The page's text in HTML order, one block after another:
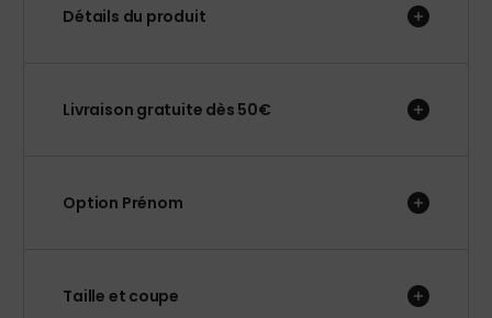
Détails du produit
Livraison gratuite dès 50€
Option Prénom
Taille et coupe